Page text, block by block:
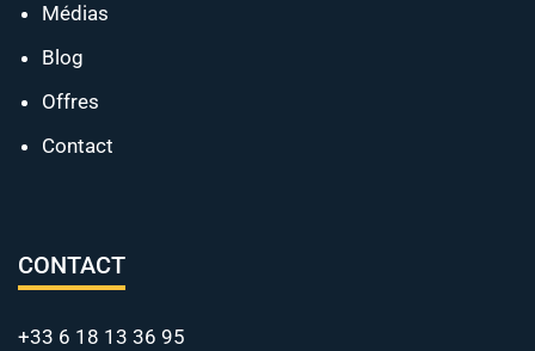
Médias
Blog
Offres
Contact
CONTACT
+33 6 18 13 36 95